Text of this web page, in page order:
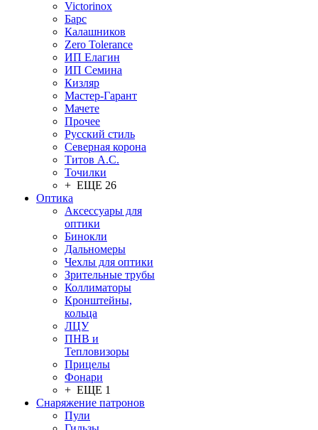
Victorinox
Барс
Калашников
Zero Tolerance
ИП Елагин
ИП Семина
Кизляр
Мастер-Гарант
Мачете
Прочее
Русский стиль
Северная корона
Титов А.С.
Точилки
+ ЕЩЕ 26
Оптика
Аксессуары для
оптики
Бинокли
Дальномеры
Чехлы для оптики
Зрительные трубы
Коллиматоры
Кронштейны,
кольца
ЛЦУ
ПНВ и
Тепловизоры
Прицелы
Фонари
+ ЕЩЕ 1
Снаряжение патронов
Пули